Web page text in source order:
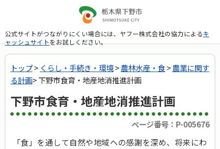
公式サイトがつながりにくい場合には、ヤフー株式会社の協力によるキ
ャッシュサイトをお試しください。
トップ> くらし・手続き・環境>農林水産・食>農業に関す
る計画> 下野市食育・地産地消推進計画
下野市食育・地産地消推進計画
ページ番号：P-005676
「食」を通して自然や地域への感謝を深め、将来にわ